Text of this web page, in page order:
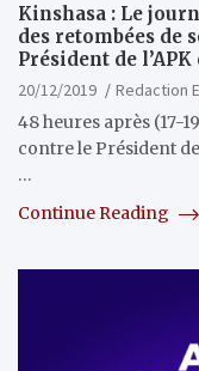
Kinshasa : Le
des retombées de
Président de
20/12/2019
Redaction
48 heures après (17-
contre le Président
…
Continue Reading